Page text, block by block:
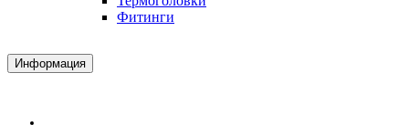
Фитинги
Информация